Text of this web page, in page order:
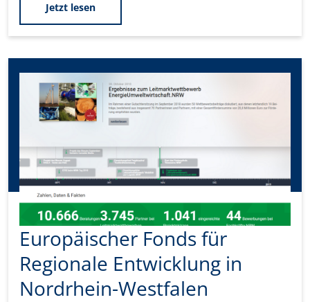
Jetzt lesen
Europäischer Fonds für
Regionale Entwicklung in
Nordrhein-Westfalen